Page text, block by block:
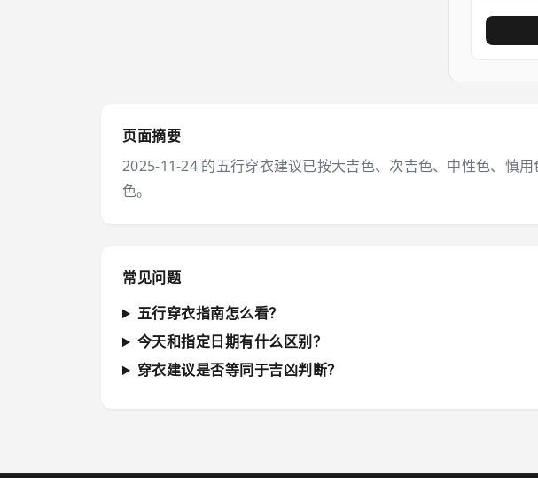
页面摘要
2025-11-24 的五行穿衣建议已按大吉色、次吉色、中性色、慎
色。
常见问题
五行穿衣指南怎么看？
今天和指定日期有什么区别？
穿衣建议是否等同于吉凶判断？